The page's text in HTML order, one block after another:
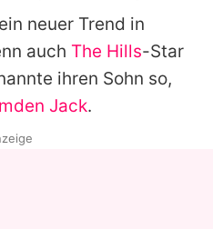
neuer Trend in
auch The Hills-Star
ihren Sohn so,
Jack.